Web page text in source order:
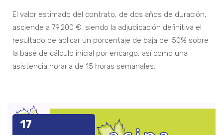
El valor estimado del contrato, de dos años de duración,
asciende a 79.200 €, siendo la adjudicación definitiva el
resultado de aplicar un porcentaje de baja del 50% sobre
la base de cálculo inicial por encargo, así como una
asistencia horaria de 15 horas semanales.
17